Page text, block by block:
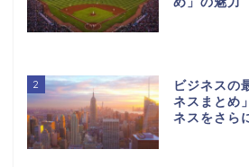
2
ビジネスの
ネスまとめ
ネスをさら